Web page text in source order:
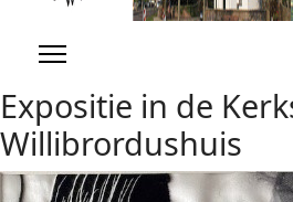
Expositie in de
Willibrordushuis